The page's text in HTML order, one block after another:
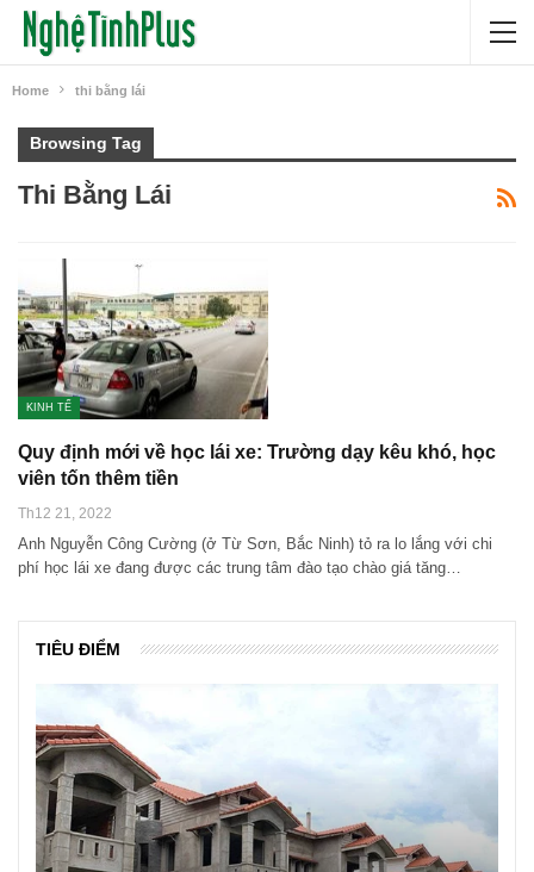
Home thi bằng lái
Browsing Tag
Thi Bằng Lái
KINH TẾ
Quy định mới về học lái xe: Trường dạy kêu khó, học
viên tốn thêm tiền
Th12 21, 2022
Anh Nguyễn Công Cường (ở Từ Sơn, Bắc Ninh) tỏ ra lo lắng với chi
phí học lái xe đang được các trung tâm đào tạo chào giá tăng…
TIÊU ĐIỂM